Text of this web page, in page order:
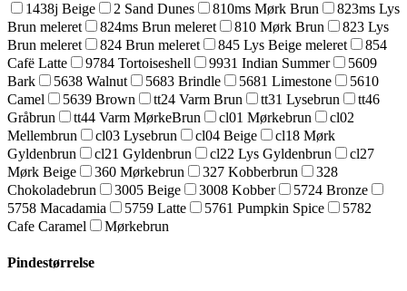
1438j Beige
2 Sand Dunes 810ms Mørk Brun
823ms Lys
Brun meleret
824ms Brun meleret 810 Mørk Brun
823 Lys
Brun meleret
824 Brun meleret 845 Lys Beige meleret
854
Cafë Latte
9784 Tortoiseshell 9931 Indian Summer
5609
Bark
5638 Walnut 5683 Brindle 5681 Limestone
5610
Camel
5639 Brown tt24 Varm Brun tt31 Lysebrun
tt46
Gråbrun
tt44 Varm MørkeBrun cl01 Mørkebrun
cl02
Mellembrun
cl03 Lysebrun cl04 Beige
cl18 Mørk
Gyldenbrun
cl21 Gyldenbrun cl22 Lys Gyldenbrun
cl27
Mørk Beige
360 Mørkebrun 327 Kobberbrun
328
Chokoladebrun
3005 Beige 3008 Kobber
5724 Bronze
5758 Macadamia
5759 Latte 5761 Pumpkin Spice
5782
Cafe Caramel
Mørkebrun
Pindestørrelse